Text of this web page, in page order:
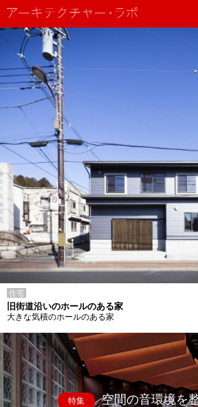
住宅
旧街道沿いのホールのある家
大きな気積のホールのある家
特集 空間の音環境を